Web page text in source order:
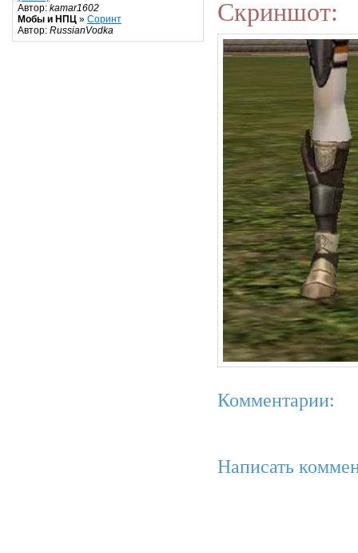
Автор: kamar1602
Мобы и НПЦ » Соринт
Автор: RussianVodka
Скриншот:
Комментарии:
Написать